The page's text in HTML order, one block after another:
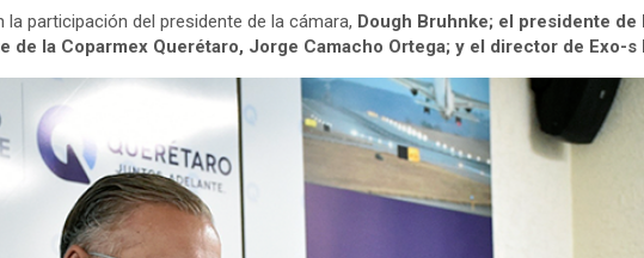
participación del presidente de la cámara, Dough Bruhnke; el presidente
de la Coparmex Querétaro, Jorge Camacho Ortega; y el director de Exo-